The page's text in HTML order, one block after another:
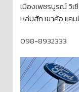
เมืองเพชรบูรณ์ วิเ
หล่มสัก เขาค้อ แค
098-8932333